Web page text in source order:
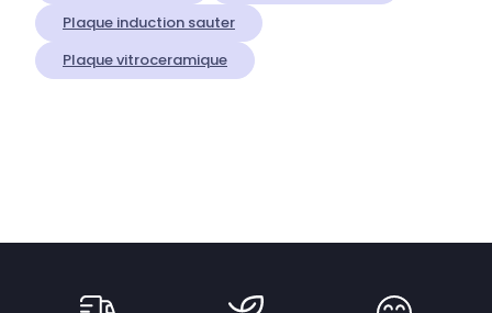
Plaque induction sauter
Plaque vitroceramique